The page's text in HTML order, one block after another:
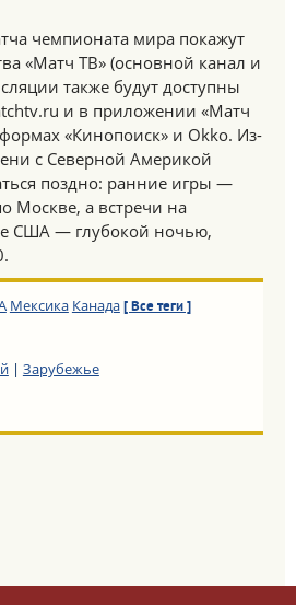
чемпионата мира покажут
«Матч ТВ» (основной канал и
также будут доступны
и в приложении «Матч
«Кинопоиск» и Okko. Из-
с Северной Америкой
поздно: ранние игры —
Москве, а встречи на
США — глубокой ночью,
Мексика Канада [ Все теги ]
| Зарубежье